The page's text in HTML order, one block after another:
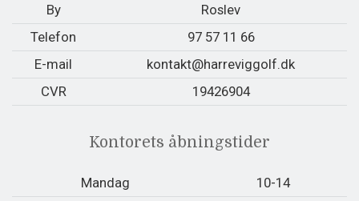
By
Roslev
Telefon
97 57 11 66
E-mail
kontakt@harreviggolf.dk
CVR
19426904
Kontorets åbningstider
Mandag
10-14